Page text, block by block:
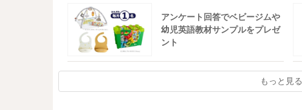
アンケート回答でベビージムや
幼児英語教材サンプルをプレゼ
ント
もっと見る